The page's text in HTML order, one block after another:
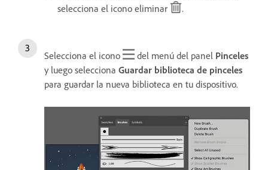
selecciona el icono eliminar
.
Selecciona el icono del menú del panel Pinceles
y luego selecciona Guardar biblioteca de pinceles
para guardar la nueva biblioteca en tu dispositivo.